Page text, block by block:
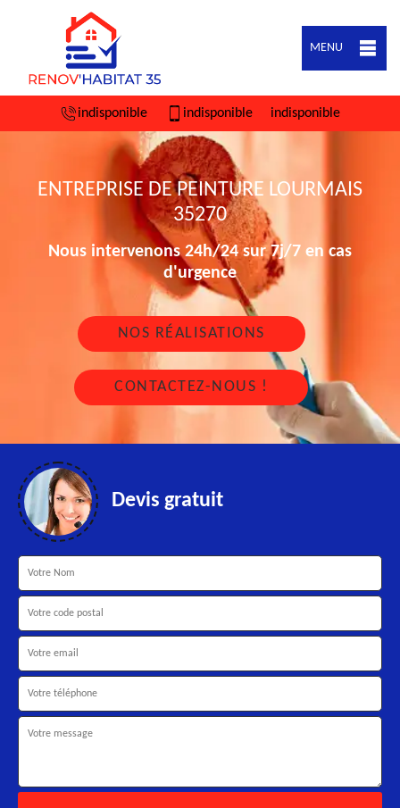
MENU
indisponible indisponible indisponible
ENTREPRISE DE PEINTURE LOURMAIS
35270
Nous intervenons 24h/24 sur 7j/7 en cas
d'urgence
NOS RÉALISATIONS
CONTACTEZ-NOUS !
Devis gratuit